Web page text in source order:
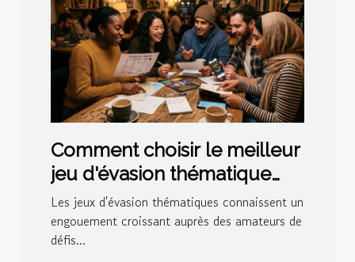
Comment choisir le meilleur
jeu d'évasion thématique
pour votre prochaine sortie
?
Les jeux d'évasion thématiques connaissent un
engouement croissant auprès des amateurs de
défis...